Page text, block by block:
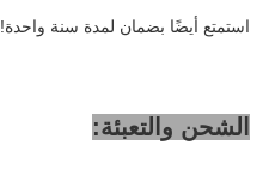
استمتع أيضًا بضمان لمدة سنة واحدة!
الشحن والتعبئة: